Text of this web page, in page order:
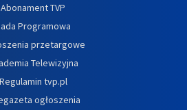
Abonament TVP
Programowa
przetargowe
Telewizyjna
Regulamin tvp.pl
ogłoszenia